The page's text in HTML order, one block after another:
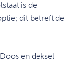
is de
dit betreft de
en deksel